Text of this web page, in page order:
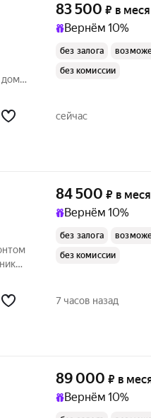
доме
83 500 ₽ в
Вернём 10%
без залога
без комиссии
сейчас
84 500 ₽ в
Вернём 10%
без залога
без комиссии
7 часов назад
89 000 ₽ в
Вернём 10%